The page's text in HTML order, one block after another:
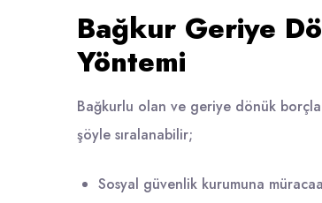
Bağkur Geriye
Yöntemi
Bağkurlu olan ve geriye dönük
şöyle sıralanabilir;
Sosyal güvenlik kurumuna